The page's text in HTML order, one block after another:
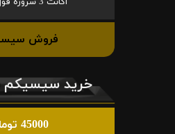
فروش
خرید سیسیکم
45000 تومان